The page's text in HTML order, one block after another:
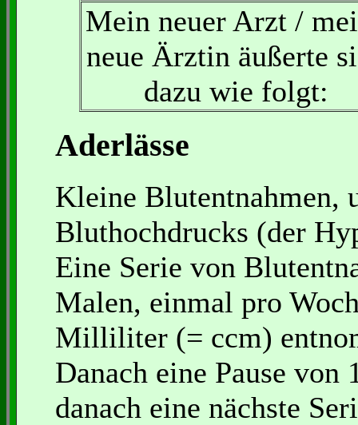
Mein neuer Arzt /
neue Ärztin äußerte
dazu wie folgt:
Aderlässe
Kleine Blutentnahmen,
Bluthochdrucks (der
Eine Serie von
Malen, einmal pro
Milliliter (= ccm)
Danach eine Pause von
danach eine nächste